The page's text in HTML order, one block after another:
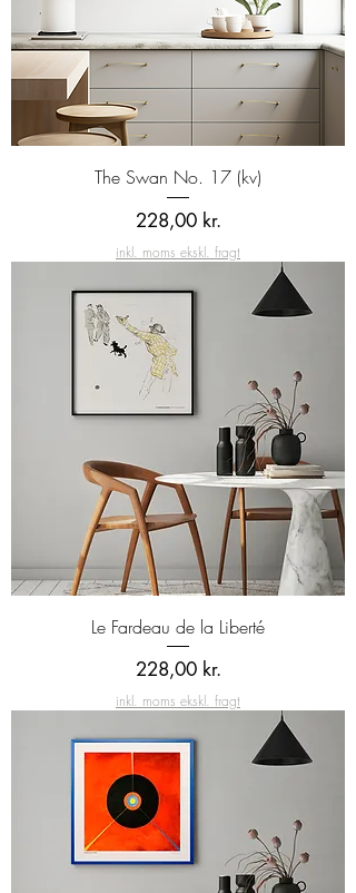
The Swan No. 17 (kv)
Pris
228,00 kr.
inkl. moms ekskl. fragt
Le Fardeau de la Liberté
Pris
228,00 kr.
inkl. moms ekskl. fragt